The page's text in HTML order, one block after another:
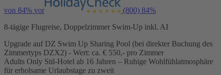
von 84% vor (800) 84%
8-tägige Flugreise, Doppelzimmer Swim-Up inkl. AI
Upgrade auf DZ Swim Up Sharing Pool (bei direkter Buchung des
Zimmertyps DZX2) - Wert: ca. € 550,- pro Zimmer
Adults Only Stil-Hotel ab 16 Jahren – Ruhige Wohlfühlatmosphäre
für erholsame Urlaubstage zu zweit